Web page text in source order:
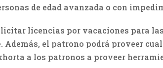
de edad avanzada o con
licencias por vacaciones para
el patrono podrá proveer
a los patronos a proveer